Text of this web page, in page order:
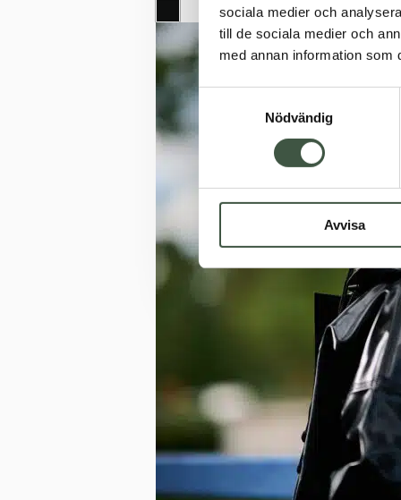
sociala medier och
till de sociala medier och
med annan information som
Samtyckesval
Nödvändig
Avvisa